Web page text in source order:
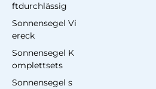
ftdurchlässig
Sonnensegel Vi
ereck
Sonnensegel K
omplettsets
Sonnensegel s